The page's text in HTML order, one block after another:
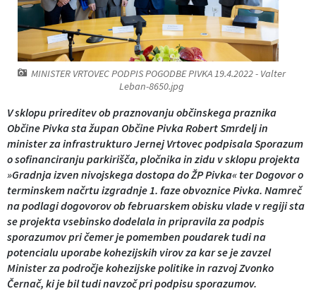
MINISTER VRTOVEC PODPIS POGODBE PIVKA 19.4.2022 - Valter
Leban-8650.jpg
V sklopu prireditev ob praznovanju občinskega praznika
Občine Pivka sta župan Občine Pivka Robert Smrdelj in
minister za infrastrukturo Jernej Vrtovec podpisala Sporazum
o sofinanciranju parkirišča, pločnika in zidu v sklopu projekta
»Gradnja izven nivojskega dostopa do ŽP Pivka« ter Dogovor o
terminskem načrtu izgradnje 1. faze obvoznice Pivka. Namreč
na podlagi dogovorov ob februarskem obisku vlade v regiji sta
se projekta vsebinsko dodelala in pripravila za podpis
sporazumov pri čemer je pomemben poudarek tudi na
potencialu uporabe kohezijskih virov za kar se je zavzel
Minister za področje kohezijske politike in razvoj Zvonko
Černač, ki je bil tudi navzoč pri podpisu sporazumov.
Izobraževanje
Kultura, šport in turizem
Skupna občinska uprava